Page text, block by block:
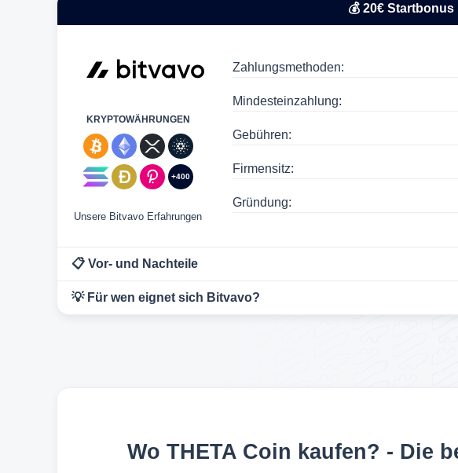
💰 20€ Startbonus
KRYPTOWÄHRUNGEN
+400
Unsere Bitvavo Erfahrungen
Zahlungsmethoden:
Mindesteinzahlung:
Gebühren:
Firmensitz:
Gründung:
📋 Vor- und Nachteile
💡 Für wen eignet sich Bitvavo?
Wo THETA Coin kaufen? - Die